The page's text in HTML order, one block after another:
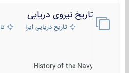
تاریخ نیروی دریایی
تاریخ دریایی ایران
History of the Navy